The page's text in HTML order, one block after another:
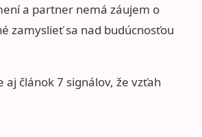
a partner nemá záujem o
zamyslieť sa nad budúcnosťou
aj článok7 signálov, že vzťah